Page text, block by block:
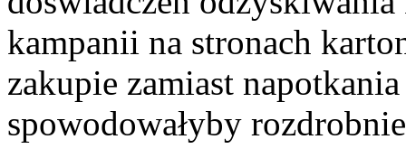
kampanii na stronach
zakupie zamiast
spowodowałyby